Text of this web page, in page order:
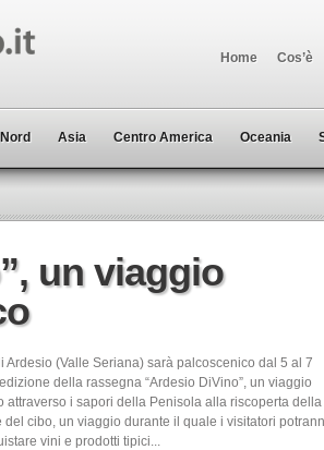
Home Cos’è
Asia Centro America Oceania
un viaggio
Ardesio (Valle Seriana) sarà palcoscenico dal 5 al 7
della rassegna “Ardesio DiVino”, un viaggio
attraverso i sapori della Penisola alla riscoperta della
del cibo, un viaggio durante il quale i visitatori
vini e prodotti tipici...